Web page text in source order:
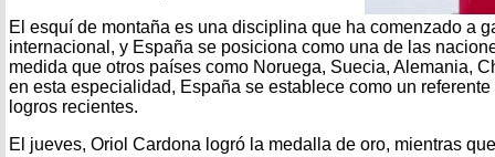
El esquí de montaña es una disciplina que ha comenzado a
internacional, y España se posiciona como una de las
medida que otros países como Noruega, Suecia, Alemania,
en esta especialidad, España se establece como un
logros recientes.
El jueves, Oriol Cardona logró la medalla de oro, mientras